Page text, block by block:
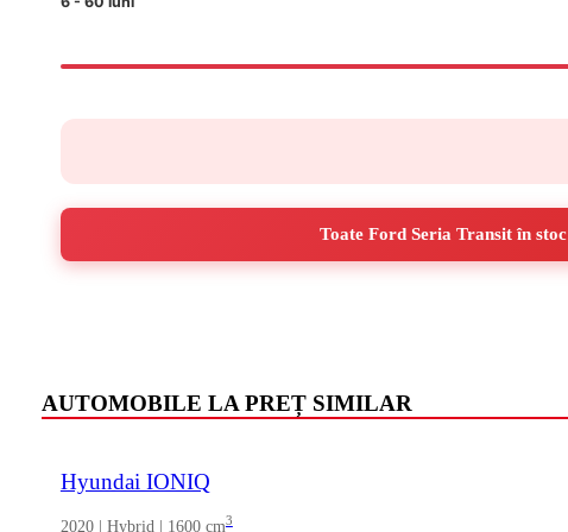
Detalii cutie viteze
Țara de import: UE
Kilometraj: 309.000 km
Toate Ford Seria Transit în stoc
AUTOMOBILE LA PREȚ SIMILAR
Hyundai IONIQ
2020 | Hybrid | 1600 cm3